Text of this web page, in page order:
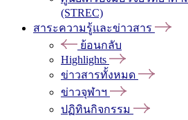
(STREC)
สาระความรู้และข่าวสาร
ย้อนกลับ
Highlights
ข่าวสารทั้งหมด
ข่าวจุฬาฯ
ปฏิทินกิจกรรม